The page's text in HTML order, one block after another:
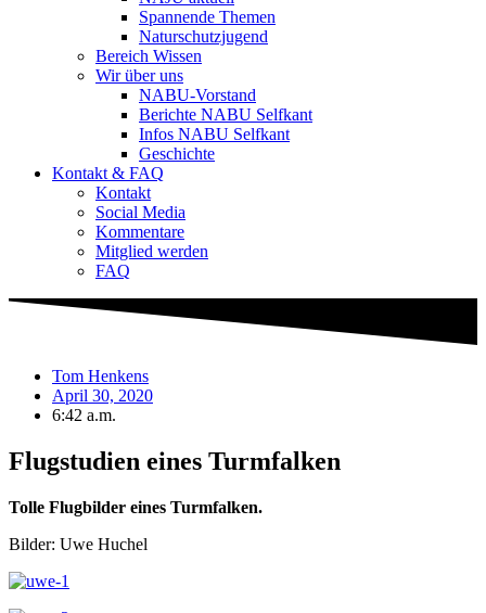
Spannende Themen
Naturschutzjugend
Bereich Wissen
Wir über uns
NABU-Vorstand
Berichte NABU Selfkant
Infos NABU Selfkant
Geschichte
Kontakt & FAQ
Kontakt
Social Media
Kommentare
Mitglied werden
FAQ
Tom Henkens
April 30, 2020
6:42 a.m.
Flugstudien eines Turmfalken
Tolle Flugbilder eines Turmfalken.
Bilder: Uwe Huchel